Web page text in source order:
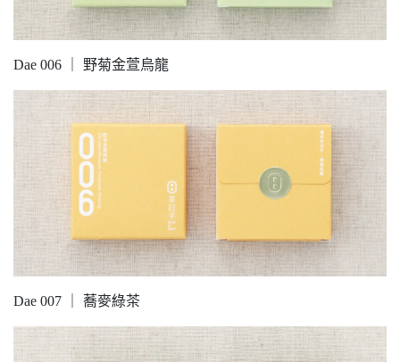
Dae 006 ｜ 野菊金萱烏龍
Dae 007 ｜ 蕎麥綠茶